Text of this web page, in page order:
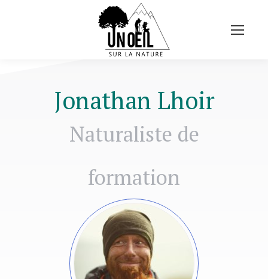
Jonathan Lhoir
Naturaliste de
formation